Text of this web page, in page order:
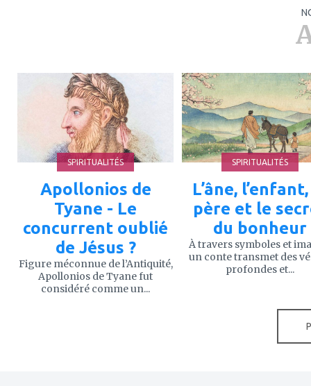
SPIRITUALITÉS
Apollonios de
Tyane - Le
concurrent oublié
de Jésus ?
Figure méconnue de l’Antiquité,
Apollonios de Tyane fut
considéré comme un...
à
mes
favoris
SPIRITUALITÉS
L’âne,
père et le
du bonheur
À travers symboles et
un conte transmet des
profondes et...